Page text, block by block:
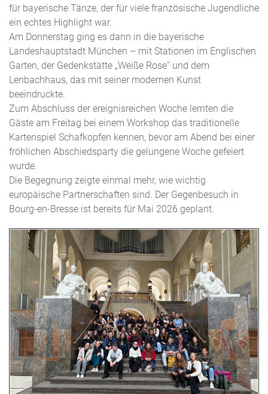
für bayerische Tänze, der für viele französische Jugendliche
ein echtes Highlight war.
Am Donnerstag ging es dann in die bayerische
Landeshauptstadt München – mit Stationen im Englischen
Garten, der Gedenkstätte „Weiße Rose“ und dem
Lenbachhaus, das mit seiner modernen Kunst
beeindruckte.
Zum Abschluss der ereignisreichen Woche lernten die
Gäste am Freitag bei einem Workshop das traditionelle
Kartenspiel Schafkopfen kennen, bevor am Abend bei einer
fröhlichen Abschiedsparty die gelungene Woche gefeiert
wurde.
Die Begegnung zeigte einmal mehr, wie wichtig
europäische Partnerschaften sind. Der Gegenbesuch in
Bourg-en-Bresse ist bereits für Mai 2026 geplant.